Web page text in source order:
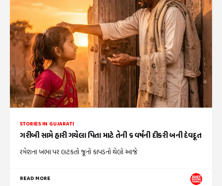
STORIES IN GUJARATI
ગરીબી સામે હારી ગયેલા પિતા માટે તેની ૬ વર્ષની દીકરી બની દેવદૂત
રમેશના ખભા પર લટકતો જૂનો કાપડનો થેલો આજે
READ MORE